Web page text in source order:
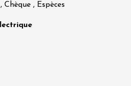
, Espèces